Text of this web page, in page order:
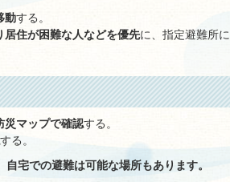
動する。
居住が困難な人などを優先に、指定避難所に
災マップで確認する。
する。
宅での避難は可能な場所もあります。